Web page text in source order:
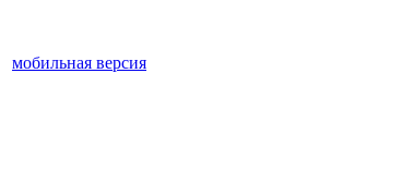
мобильная версия